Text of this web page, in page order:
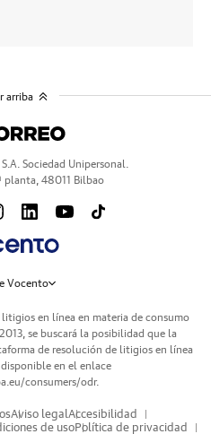
Sociedad Unipersonal.
planta, 48011 Bilbao
Vocento
en línea en materia de consumo
se buscará la posibilidad que la
de resolución de litigios en línea
en el enlace
consumers/odr.
Aviso legalAccesibilidad
de usoPolítica de privacidad
arriba